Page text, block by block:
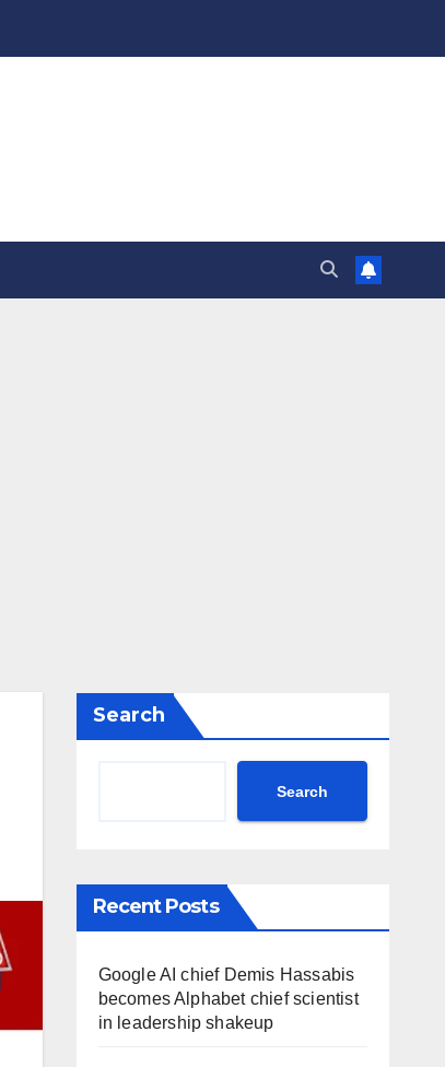
Search
Search
Recent Posts
Google AI chief Demis Hassabis
becomes Alphabet chief scientist
in leadership shakeup